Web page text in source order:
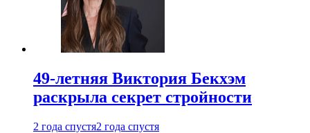
49-летняя Виктория Бекхэм
раскрыла секрет стройности
2 года спустя2 года спустя